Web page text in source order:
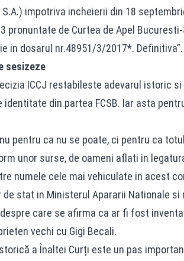
impotriva incheierii din 18
pronuntate de Curtea de Apel
in dosarul nr.48951/3/2017*. Definitiva”.
sesizeze
ICCJ restabileste adevarul istoric
din partea FCSB. Iar asta
pentru ca nu se poate, ci pentru ca
unor surse, de oameni aflati in
numele cele mai vehiculate in acest
de stat in Ministerul Apararii Nationale
care se afirma ca ar fi fost
vechi cu Gigi Becali.
a Înaltei Curți este un pas